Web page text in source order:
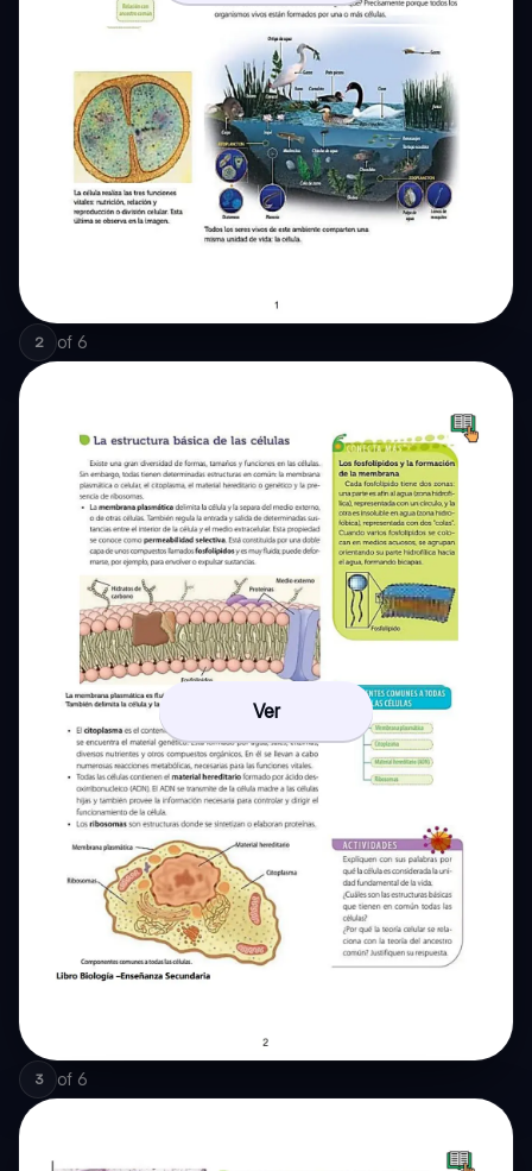
2 of 6
Ver
3 of 6